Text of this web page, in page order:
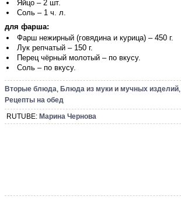
Яйцо – 2 шт.
Соль – 1 ч. л.
для фарша:
Фарш нежирный (говядина и курица) – 450 г.
Лук репчатый – 150 г.
Перец чёрный молотый – по вкусу.
Соль – по вкусу.
Вторые блюда, Блюда из муки и мучных изделий,
Рецепты на обед
RUTUBE: Марина Чернова